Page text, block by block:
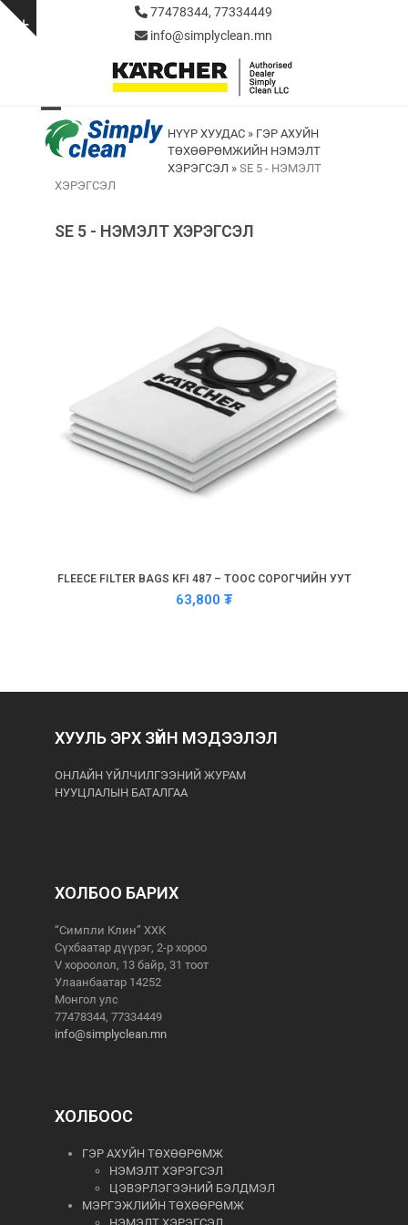
Skip
Show
77478344, 77334449
info@simplyclean.mn
Open
mobile
menu
Close
mobile
menu
НҮҮР ХУУДАС» ГЭР АХУЙН
ТӨХӨӨРӨМЖИЙН НЭМЭЛТ
ХЭРЭГСЭЛ » SE 5 - НЭМЭЛТ
ХЭРЭГСЭЛ
SE 5 - НЭМЭЛТ ХЭРЭГСЭЛ
FLEECE FILTER BAGS KFI 487 – ТООС СОРОГЧИЙН УУТ
63,800 ₮
ХУУЛЬ ЭРХ ЗҮЙН МЭДЭЭЛЭЛ
ОНЛАЙН ҮЙЛЧИЛГЭЭНИЙ ЖУРАМ
НУУЦЛАЛЫН БАТАЛГАА
ХОЛБОО БАРИХ
“Симпли Клин” ХХК
Сүхбаатар дүүрэг, 2-р хороо
V хороолол, 13 байр, 31 тоот
Улаанбаатар 14252
Монгол улс
77478344, 77334449
info@simplyclean.mn
ХОЛБООС
ГЭР АХУЙН ТӨХӨӨРӨМЖ
НЭМЭЛТ ХЭРЭГСЭЛ
ЦЭВЭРЛЭГЭЭНИЙ БЭЛДМЭЛ
МЭРГЭЖЛИЙН ТӨХӨӨРӨМЖ